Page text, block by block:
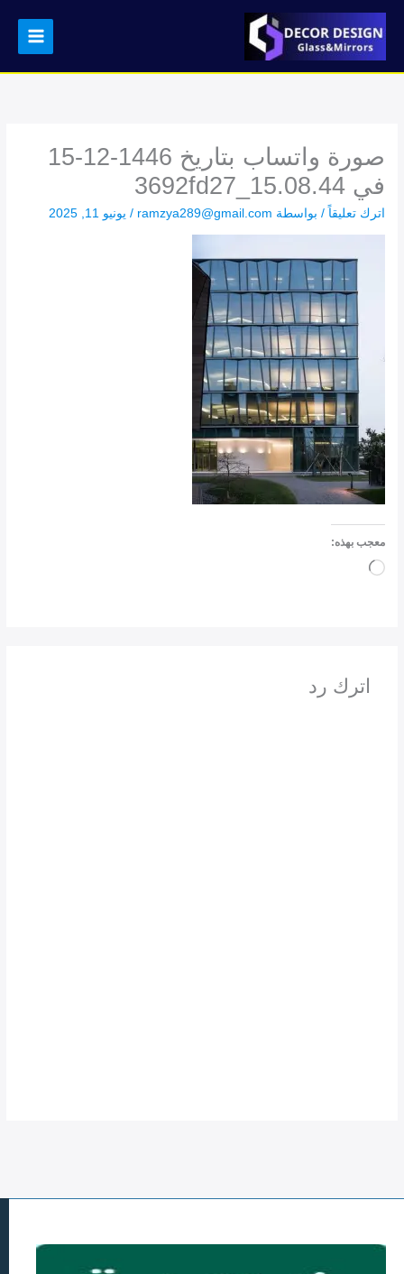
المحتوى
صورة واتساب بتاريخ 1446-12-15
في 15.08.44_3692fd27
اترك تعليقاً / بواسطة ramzya289@gmail.com
/ يونيو 11, 2025
معجب بهذه:
جاري
اترك رد